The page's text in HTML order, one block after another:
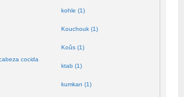
cocida
kohle (1)
Kouchouk (1)
Koûs (1)
ktab (1)
kumkan (1)